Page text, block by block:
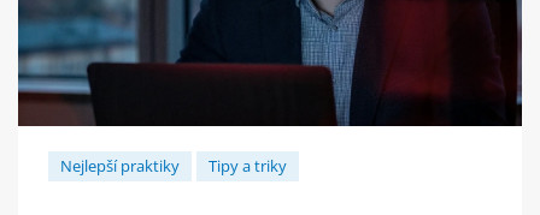
Nejlepší praktiky Tipy a triky